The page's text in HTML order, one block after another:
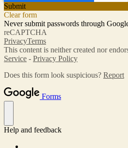
Submit
Clear form
Never submit passwords through
reCAPTCHA
PrivacyTerms
This content is neither created nor
Service - Privacy Policy
Does this form look suspicious? Report
Forms
Help and feedback